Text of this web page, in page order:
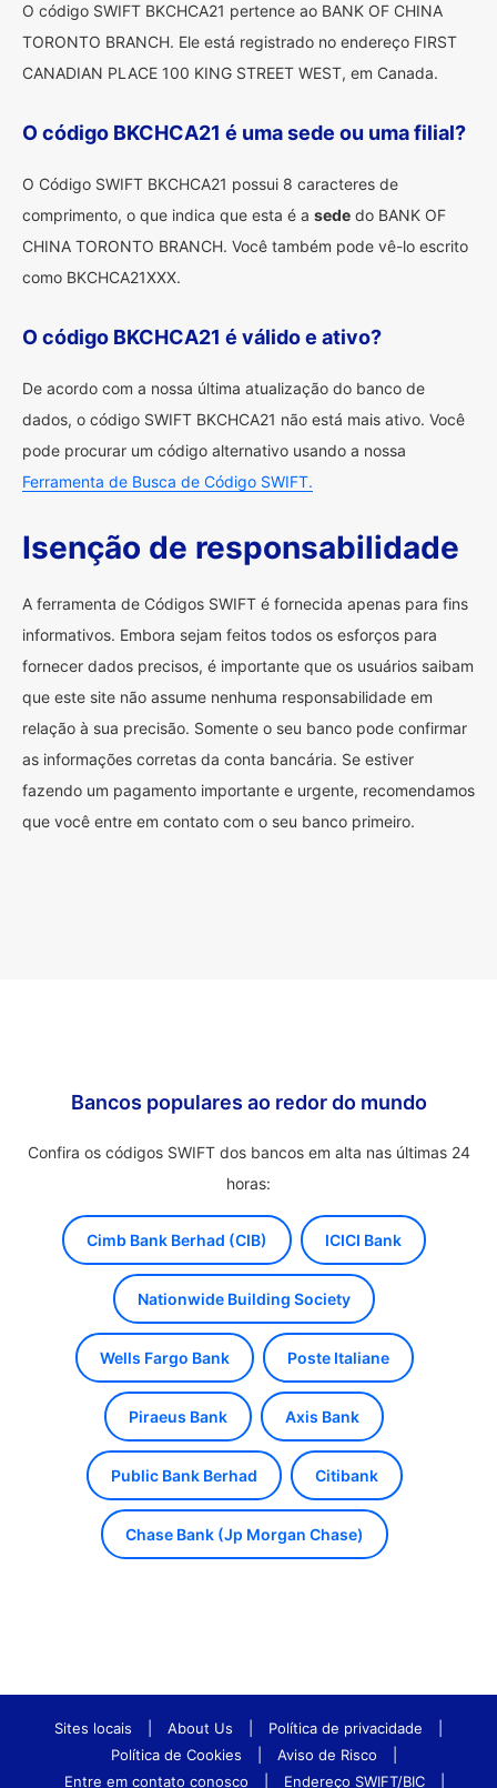
O código SWIFT BKCHCA21 pertence ao BANK OF CHINA
TORONTO BRANCH. Ele está registrado no endereço FIRST
CANADIAN PLACE 100 KING STREET WEST, em Canada.
O código BKCHCA21 é uma sede ou uma filial?
O Código SWIFT BKCHCA21 possui 8 caracteres de
comprimento, o que indica que esta é a sede do BANK OF
CHINA TORONTO BRANCH. Você também pode vê-lo escrito
como BKCHCA21XXX.
O código BKCHCA21 é válido e ativo?
De acordo com a nossa última atualização do banco de
dados, o código SWIFT BKCHCA21 não está mais ativo. Você
pode procurar um código alternativo usando a nossa
Ferramenta de Busca de Código SWIFT.
Isenção de responsabilidade
A ferramenta de Códigos SWIFT é fornecida apenas para fins
informativos. Embora sejam feitos todos os esforços para
fornecer dados precisos, é importante que os usuários saibam
que este site não assume nenhuma responsabilidade em
relação à sua precisão. Somente o seu banco pode confirmar
as informações corretas da conta bancária. Se estiver
fazendo um pagamento importante e urgente, recomendamos
que você entre em contato com o seu banco primeiro.
Bancos populares ao redor do mundo
Confira os códigos SWIFT dos bancos em alta nas últimas 24
horas:
Cimb Bank Berhad (CIB) ICICI Bank
Nationwide Building Society
Wells Fargo Bank Poste Italiane
Piraeus Bank Axis Bank
Public Bank Berhad Citibank
Chase Bank (Jp Morgan Chase)
Sites locais About Us Política de privacidade
Política de Cookies
Aviso de Risco
Entre em contato conosco
Endereço SWIFT/BIC